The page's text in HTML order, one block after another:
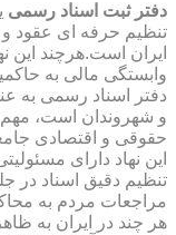
دفتر ثبت اسناد رسمی
تنظیم حرفه ای عقود و
ایران است.هرچند این
وابستگی مالی به
دفتر اسناد رسمی به
و شهروندان است، مهم
حقوقی و اقتصادی
این نهاد دارای
تنظیم دقیق اسناد در
مراجعات مردم به
هر چند در ایران به